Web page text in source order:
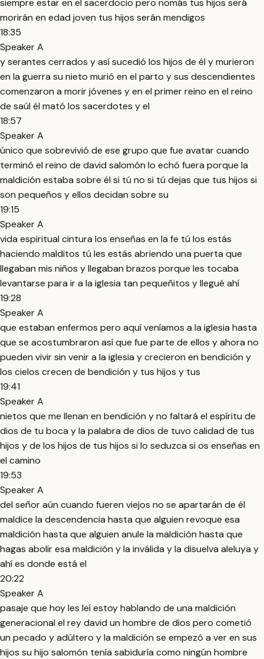
siempre estar en el sacerdocio pero nomás tus hijos será
morirán en edad joven tus hijos serán mendigos
18:35
Speaker A
y serantes cerrados y así sucedió los hijos de él y murieron
en la guerra su nieto murió en el parto y sus descendientes
comenzaron a morir jóvenes y en el primer reino en el reino
de saúl él mató los sacerdotes y el
18:57
Speaker A
único que sobrevivió de ese grupo que fue avatar cuando
terminó el reino de david salomón lo echó fuera porque la
maldición estaba sobre él si tú no si tú dejas que tus hijos si
son pequeños y ellos decidan sobre su
19:15
Speaker A
vida espiritual cintura los enseñas en la fe tú los estás
haciendo malditos tú les estás abriendo una puerta que
llegaban mis niños y llegaban brazos porque les tocaba
levantarse para ir a la iglesia tan pequeñitos y llegué ahí
19:28
Speaker A
que estaban enfermos pero aquí veníamos a la iglesia hasta
que se acostumbraron así que fue parte de ellos y ahora no
pueden vivir sin venir a la iglesia y crecieron en bendición y
los cielos crecen de bendición y tus hijos y tus
19:41
Speaker A
nietos que me llenan en bendición y no faltará el espíritu de
dios de tu boca y la palabra de dios de tuvo calidad de tus
hijos y de los hijos de tus hijos si lo seduzca si os enseñas en
el camino
19:53
Speaker A
del señor aún cuando fueren viejos no se apartarán de él
maldice la descendencia hasta que alguien revoque esa
maldición hasta que alguien anule la maldición hasta que
hagas abolir esa maldición y la inválida y la disuelva aleluya y
ahí es donde está el
20:22
Speaker A
pasaje que hoy les leí estoy hablando de una maldición
generacional el rey david un hombre de dios pero cometió
un pecado y adúltero y la maldición se empezó a ver en sus
hijos su hijo salomón tenía sabiduría como ningún hombre